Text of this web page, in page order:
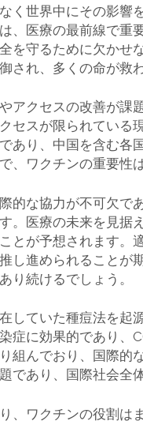
く世界中にその影響
、医療の最前線で重
を守るために欠かせ
され、多くの命が救
アクセスの改善が
セスが限られている
あり、中国を含む各
、ワクチンの重要性
的な協力が不可欠で
。医療の未来を見据
とが予想されます。
し進められることが
り続けるでしょう。
していた種痘法を起
症に効果的であり、
組んでおり、国際的
であり、国際社会全
、ワクチンの役割は